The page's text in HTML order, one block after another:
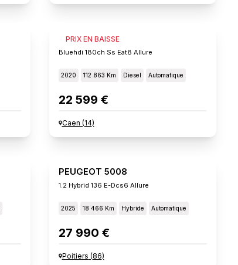
PRIX EN BAISSE
PEUGEOT 5008
Bluehdi 180ch Ss Eat8 Allure
2020 112 863 Km Diesel Automatique
22 599 €
Caen (14)
PEUGEOT 5008
1.2 Hybrid 136 E-Dcs6 Allure
2025 18 466 Km Hybride Automatique
27 990 €
Poitiers (86)